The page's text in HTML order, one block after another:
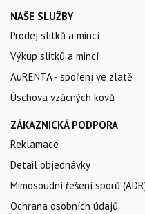
NAŠE SLUŽBY
Prodej slitků a mincí
Výkup slitků a mincí
AuRENTA - spoření ve zlatě
Úschova vzácných kovů
ZÁKAZNICKÁ PODPORA
Reklamace
Detail objednávky
Mimosoudní řešení sporů
Ochrana osobních údajů